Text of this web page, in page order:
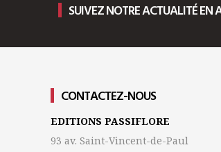
SUIVEZ NOTRE ACTUALITÉ EN
CONTACTEZ-NOUS
EDITIONS PASSIFLORE
93 av. Saint-Vincent-de-Paul